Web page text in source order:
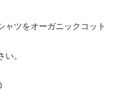
ャツをオーガニックコット
。